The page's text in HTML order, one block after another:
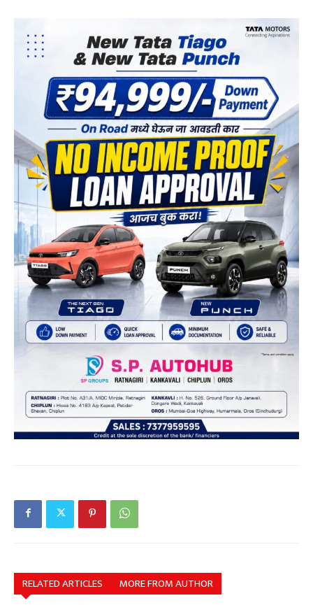
RELATED ARTICLES MORE FROM AUTHOR